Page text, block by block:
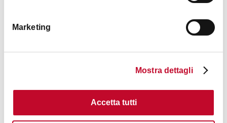
Marketing
Mostra dettagli
Accetta tutti
Il Solferino Enoteca con Cucina
RESTAURANT